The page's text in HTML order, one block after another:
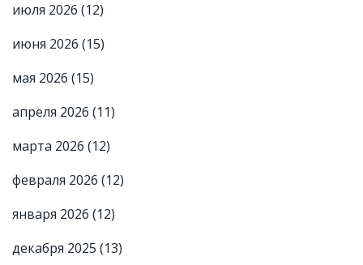
июля 2026 (12)
июня 2026 (15)
мая 2026 (15)
апреля 2026 (11)
марта 2026 (12)
февраля 2026 (12)
января 2026 (12)
декабря 2025 (13)